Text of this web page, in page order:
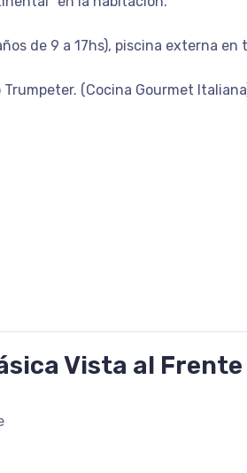
de 9 a 17hs), piscina externa en
Trumpeter. (Cocina Gourmet
Vista al Frente